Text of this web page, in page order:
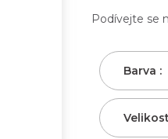
Podívejte se
Barva :